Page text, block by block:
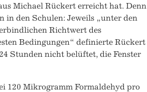
Michael Rückert erreicht hat. Denn
in den Schulen: Jeweils „unter den
Richtwert des
Bedingungen“ definierte Rückert
Stunden nicht belüftet, die Fenster
120 Mikrogramm Formaldehyd pro